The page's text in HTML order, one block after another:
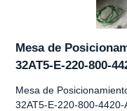
Mesa de
32AT5-E-220-800-
Mesa de
32AT5-E-220-800-